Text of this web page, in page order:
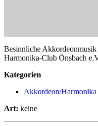
Besinnliche Akkordeonmusik
Harmonika-Club Önsbach
Kategorien
Akkordeon/Harmonika
Art: keine